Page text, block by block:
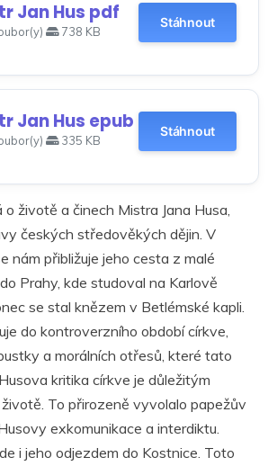
Jan Hus pdf
738 KB
Stáhnout
Jan Hus epub
335 KB
Stáhnout
životě a činech Mistra Jana Husa,
českých středověkých dějin. V
nám přibližuje jeho cesta z malé
Prahy, kde studoval na Karlově
se stal knězem v Betlémské kapli.
do kontroverzního období církve,
a morálních otřesů, které tato
kritika církve je důležitým
To přirozeně vyvolalo papežův
exkomunikace a interdiktu.
i jeho odjezdem do Kostnice. Toto